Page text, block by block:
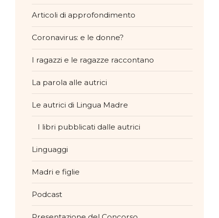
Articoli di approfondimento
Coronavirus: e le donne?
I ragazzi e le ragazze raccontano
La parola alle autrici
Le autrici di Lingua Madre
I libri pubblicati dalle autrici
Linguaggi
Madri e figlie
Podcast